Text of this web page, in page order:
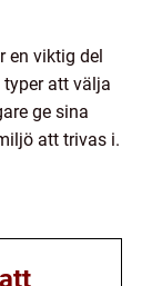
en viktig del
att välja
ge sina
att trivas i.